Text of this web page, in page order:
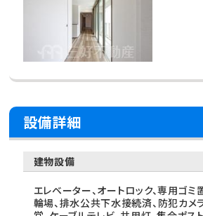
設備詳細
建物設備
エレベーター、オートロック、専用ゴミ
輪場、排水公共下水接続済、防犯カメ